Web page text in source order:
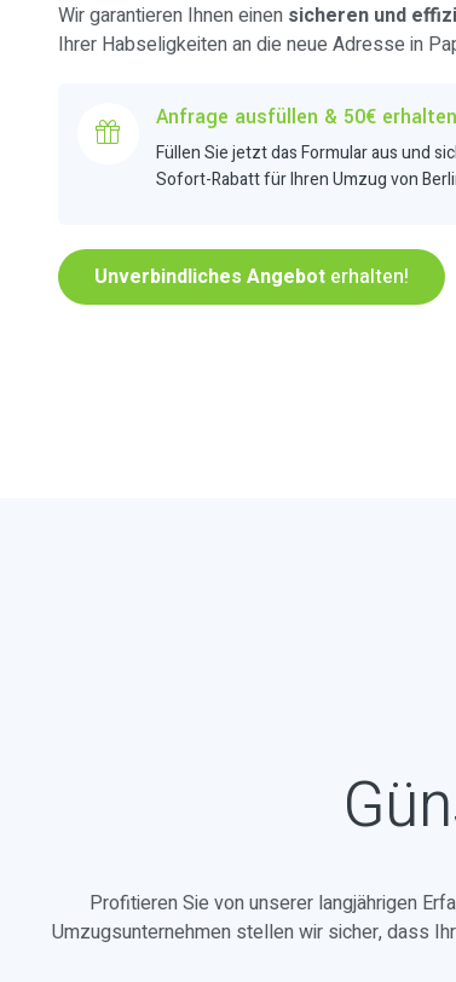
Wir garantieren Ihnen einen sicheren und
Ihrer Habseligkeiten an die neue Adresse in
Anfrage ausfüllen & 50€
Füllen Sie jetzt das Formular aus und
Sofort-Rabatt für Ihren Umzug von
Unverbindliches Angebot erhalten!
Profitieren Sie von unserer langjährigen
Umzugsunternehmen stellen wir sicher, dass